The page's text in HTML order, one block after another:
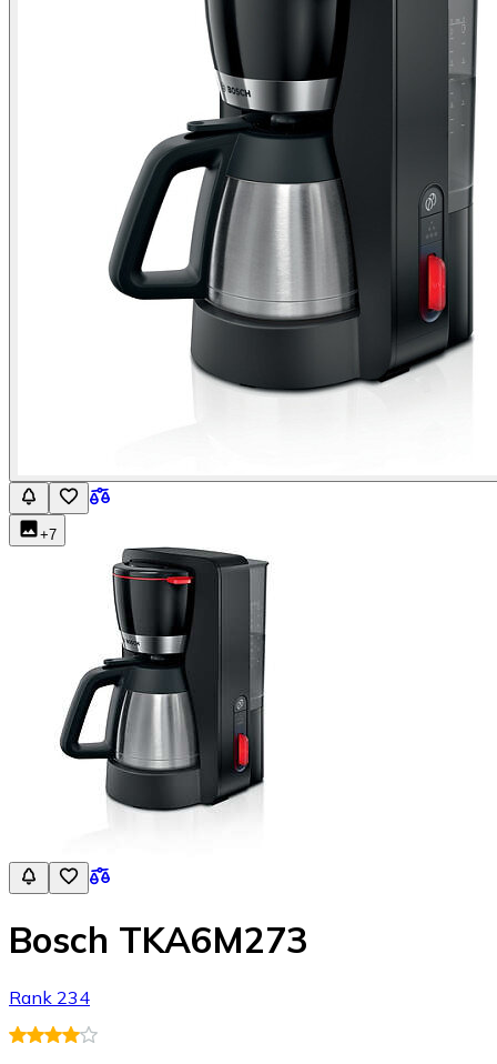
+7
Bosch TKA6M273
Rank 234